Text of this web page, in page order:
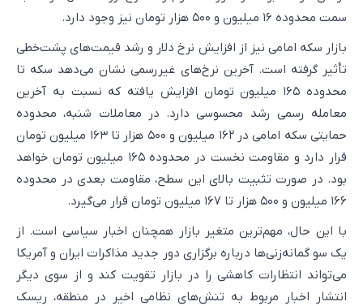
سمت محدوده ۱۶ میلیون و ۵۰۰ هزار تومان نیز وجود دارد.
بازار سکه امامی نیز از افزایش نرخ دلار و رشد قیمت‌های پشت‌خطی
تأثیر گرفته است. آخرین نرخ‌های غیررسمی نشان می‌دهد سکه تا
محدوده ۱۶۵ میلیون تومان افزایش یافته که نسبت به آخرین
معامله رسمی رشد محسوسی دارد. در معاملات شنبه، محدوده
حمایتی سکه امامی در ۱۶۲ میلیون و ۵۰۰ هزار تا ۱۶۳ میلیون تومان
قرار دارد و مقاومت نخست در محدوده ۱۶۵ میلیون تومان خواهد
بود. در صورت تثبیت بالای این سطح، مقاومت بعدی در محدوده
۱۶۶ میلیون و ۵۰۰ هزار تا ۱۶۷ میلیون تومان قرار می‌گیرد.
با این حال، مهم‌ترین متغیر بازار همچنان اخبار سیاسی است. از
یک سو گمانه‌زنی‌ها درباره برگزاری دور جدید مذاکرات ایران و آمریکا
می‌تواند انتظارات کاهشی را در بازار تقویت کند و از سوی دیگر
انتشار اخبار مربوط به تنش‌های نظامی اخیر در منطقه، ریسک